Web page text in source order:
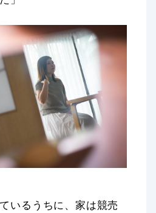
いるうちに、家は競売